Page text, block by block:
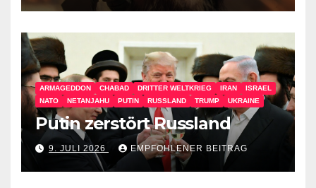
ARMAGEDDON CHABAD DRITTER WELTKRIEG IRAN
ISRAEL
NATO
NETANJAHU PUTIN RUSSLAND TRUMP UKRAINE
Putin zerstört Russland
9. JULI 2026 EMPFOHLENER BEITRAG